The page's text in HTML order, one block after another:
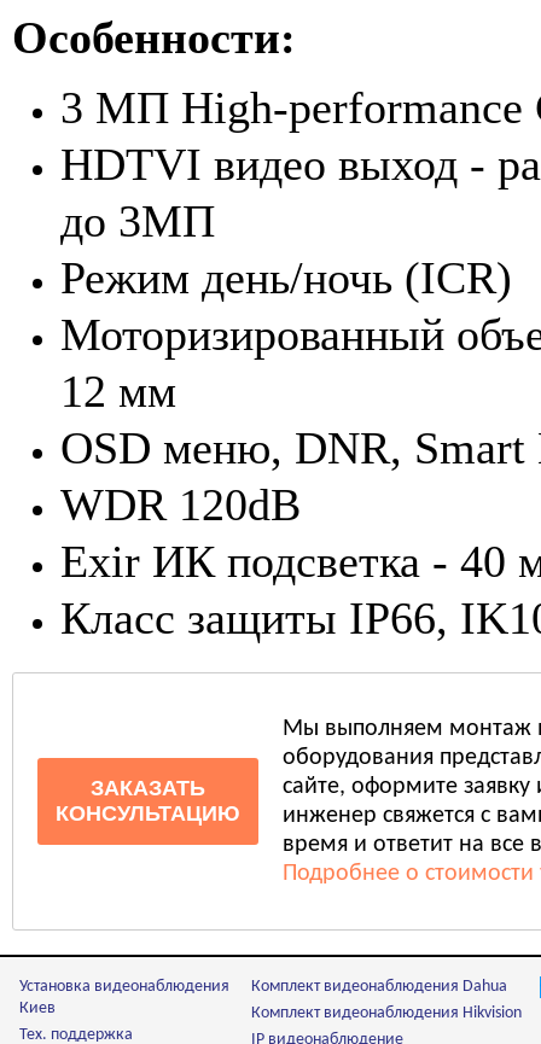
Особенности:
3 МП High-performance
HDTVI видео выход -
до 3МП
Режим день/ночь (ICR)
Моторизированный
12 мм
OSD меню, DNR,
WDR 120dB
Exir ИК подсветка - 40
Класс защиты IP66,
ЗАКАЗАТЬ
КОНСУЛЬТАЦИЮ
Мы выполняем монтаж
оборудования
сайте, оформите
инженер свяжется с
время и ответит на все
Подробнее о стоимости
Установка видеонаблюдения
Киев
Тех. поддержка
Комплект видеонаблюдения Dahua
Комплект видеонаблюдения Hikvision
IP видеонаблюдение